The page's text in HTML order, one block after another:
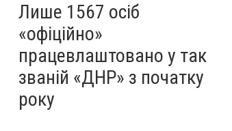
Лише 1567 осіб
«офіційно»
працевлаштовано у так
званій «ДНР» з початку
року